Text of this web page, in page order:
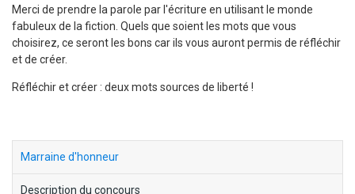
Merci de prendre la parole par l'écriture en utilisant le monde
fabuleux de la fiction. Quels que soient les mots que vous
choisirez, ce seront les bons car ils vous auront permis de réfléchir
et de créer.
Réfléchir et créer : deux mots sources de liberté !
block-
Marraine d'honneur
Description du concours